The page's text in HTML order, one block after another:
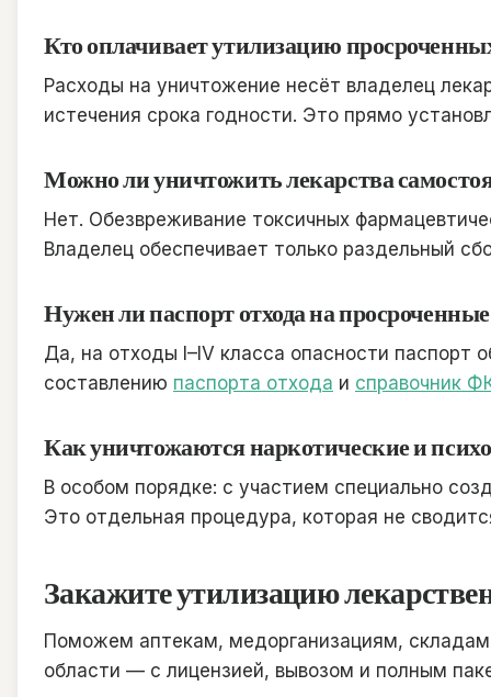
Кто оплачивает утилизацию
Расходы на уничтожение несёт владелец
истечения срока годности. Это прямо
Можно ли уничтожить лекарства
Нет. Обезвреживание токсичных
Владелец обеспечивает только раздельный
Нужен ли паспорт отхода на
Да, на отходы I–IV класса опасности
составлению паспорта отхода и справочник
Как уничтожаются наркотические и
В особом порядке: с участием специально
Это отдельная процедура, которая не
Закажите утилизацию
Поможем аптекам, медорганизациям, складам
области — с лицензией, вывозом и полным